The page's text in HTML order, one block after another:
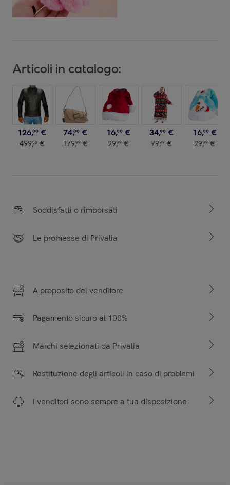
Articoli in catalogo:
126,99 €
499,00 €
74,99 €
179,99 €
16,99 €
29,99 €
34,99 €
79,99 €
16,99 €
29,99 €
Soddisfatti o rimborsati
Le promesse di Privalia
A proposito del venditore
Pagamento sicuro al 100%
Marchi selezionati da Privalia
Restituzione degli articoli in caso di problemi
I venditori sono sempre a tua disposizione